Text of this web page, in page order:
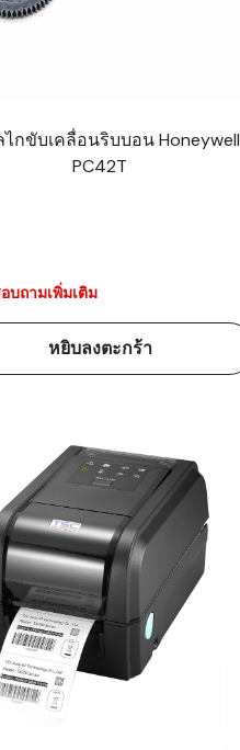
กขับเคลื่อนริบบอน Honeywell
PC42T
บถามเพิ่มเติม
หยิบลงตะกร้า